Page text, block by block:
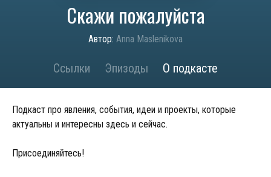
Скажи пожалуйста
Автор: Anna Maslenikova
Ссылки Эпизоды О подкасте
Подкаст про явления, события, идеи и проекты, которые
актуальны и интересны здесь и сейчас.
Присоединяйтесь!